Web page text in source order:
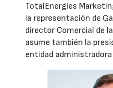
TotalEnergies
la representación de
director Comercial de
asume también la
entidad